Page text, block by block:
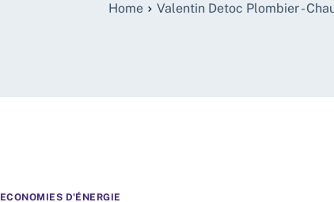
Home
Valentin Detoc Plombier -
ECONOMIES D'ÉNERGIE